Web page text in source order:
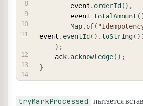
        event
. orderId ( ) ,
        event
.totalAmount ( )
Map. of(
event . eventId ( ) .toString( ) )
) ;
    ack
. acknowledge( ) ;
}
tryMarkProcessed пытается